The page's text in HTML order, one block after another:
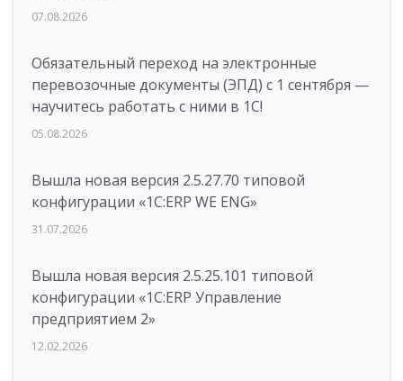
07.08.2026
Обязательный переход на электронные
перевозочные документы (ЭПД) с 1 сентября —
научитесь работать с ними в 1С!
05.08.2026
Вышла новая версия 2.5.27.70 типовой
конфигурации «1С:ERP WE ENG»
31.07.2026
Вышла новая версия 2.5.25.101 типовой
конфигурации «1С:ERP Управление
предприятием 2»
12.02.2026